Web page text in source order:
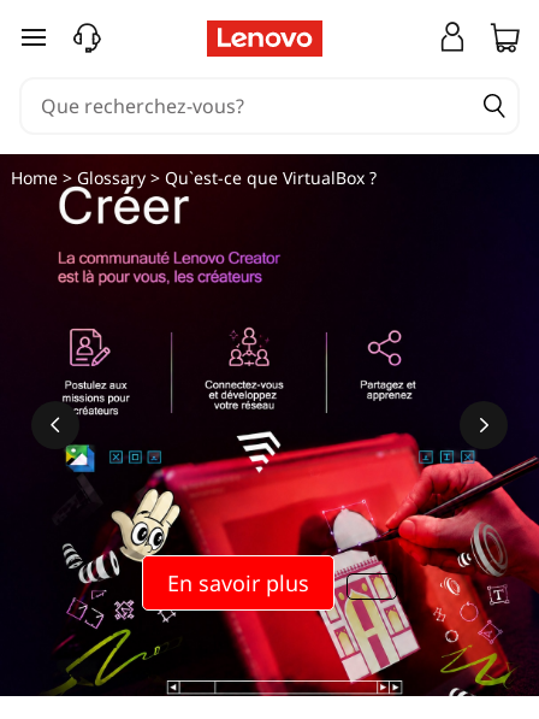
passer au contenu principal
En savoir plus
Home> Glossary> Qu`est-ce que VirtualBox ?